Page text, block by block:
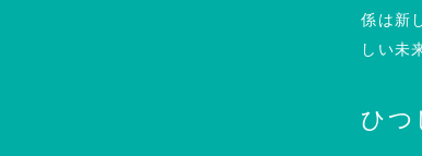
係は新
しい未
ひつ